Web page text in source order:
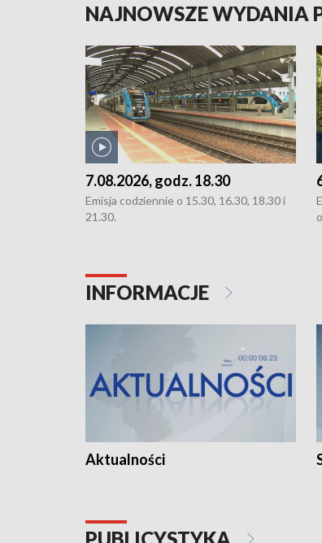
NAJNOWSZE WYDANIA
7.08.2026, godz. 18.30
Emisja codziennie o 15.30, 16.30, 18.30 i
21.30.
INFORMACJE
Aktualności